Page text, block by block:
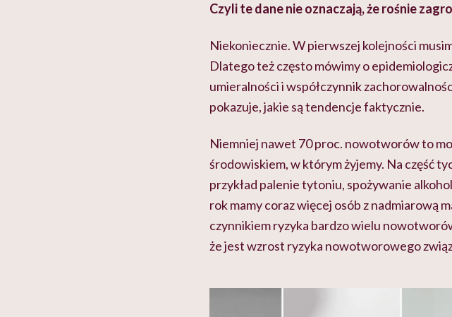
Czyli te dane nie oznaczają, że rośnie
Niekoniecznie. W pierwszej kolejności
Dlatego też często mówimy o
umieralności i współczynnik
pokazuje, jakie są tendencje faktycznie.
Niemniej nawet 70 proc. nowotworów to
środowiskiem, w którym żyjemy. Na część
przykład palenie tytoniu, spożywanie
rok mamy coraz więcej osób z nadmiarową
czynnikiem ryzyka bardzo wielu
że jest wzrost ryzyka nowotworowego